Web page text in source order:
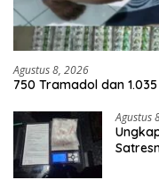
Agustus 8, 2026
750 Tramadol dan
Agustus